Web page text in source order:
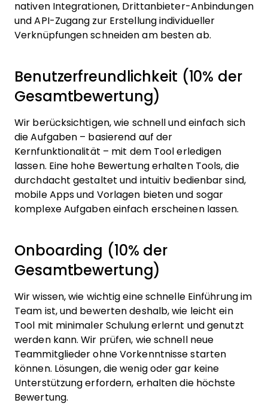
nativen Integrationen, Drittanbieter-Anbindungen
und API-Zugang zur Erstellung individueller
Verknüpfungen schneiden am besten ab.
Benutzerfreundlichkeit (10% der
Gesamtbewertung)
Wir berücksichtigen, wie schnell und einfach sich
die Aufgaben – basierend auf der
Kernfunktionalität – mit dem Tool erledigen
lassen. Eine hohe Bewertung erhalten Tools, die
durchdacht gestaltet und intuitiv bedienbar sind,
mobile Apps und Vorlagen bieten und sogar
komplexe Aufgaben einfach erscheinen lassen.
Onboarding (10% der
Gesamtbewertung)
Wir wissen, wie wichtig eine schnelle Einführung im
Team ist, und bewerten deshalb, wie leicht ein
Tool mit minimaler Schulung erlernt und genutzt
werden kann. Wir prüfen, wie schnell neue
Teammitglieder ohne Vorkenntnisse starten
können. Lösungen, die wenig oder gar keine
Unterstützung erfordern, erhalten die höchste
Bewertung.